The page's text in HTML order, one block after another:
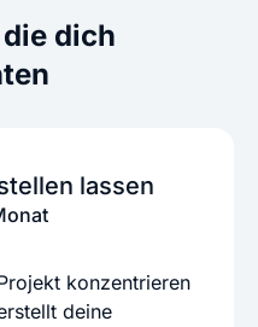
dich
lassen
konzentrieren
deine